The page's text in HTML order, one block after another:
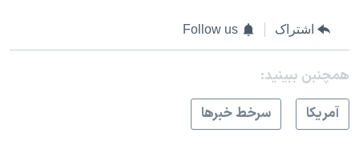
اشتراک Follow us
همچنبن ببینید:
آمريکا
سرخط خبرها